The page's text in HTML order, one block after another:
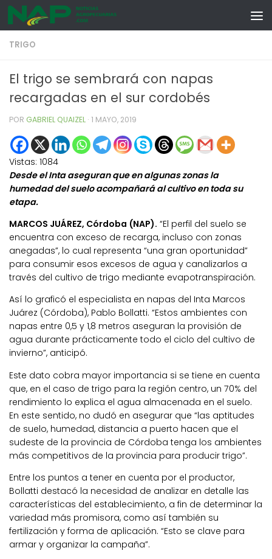
Skip to content
TRIGO
El trigo se sembrará con napas
recargadas en el sur cordobés
POR GABRIEL QUAIZEL · 1 MAYO, 2019
Vistas: 1084
Desde el Inta aseguran que en algunas zonas la
humedad del suelo acompañará al cultivo en toda su
etapa.
MARCOS JUÁREZ, Córdoba (NAP). “El perfil del suelo se
encuentra con exceso de recarga, incluso con zonas
anegadas”, lo cual representa “una gran oportunidad”
para consumir esos excesos de agua y canalizarlos a
través del cultivo de trigo mediante evapotranspiración.
Así lo graficó el especialista en napas del Inta Marcos
Juárez (Córdoba), Pablo Bollatti. “Estos ambientes con
napas entre 0,5 y 1,8 metros aseguran la provisión de
agua durante prácticamente todo el ciclo del cultivo de
invierno”, anticipó.
Este dato cobra mayor importancia si se tiene en cuenta
que, en el caso de trigo para la región centro, un 70% del
rendimiento lo explica el agua almacenada en el suelo.
En este sentido, no dudó en asegurar que “las aptitudes
de suelo, humedad, distancia a puerto hacen que el
sudeste de la provincia de Córdoba tenga los ambientes
más competitivos de la provincia para producir trigo”.
Entre los puntos a tener en cuenta por el productor,
Bollatti destacó la necesidad de analizar en detalle las
características del establecimiento, a fin de determinar la
variedad más promisora, como así también su
fertilización y forma de aplicación. “Esto se clave para
armar y organizar la campaña”.